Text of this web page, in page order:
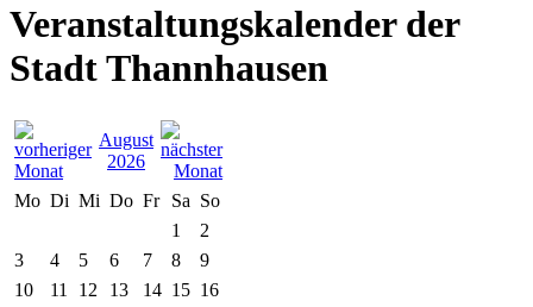
Veranstaltungskalender der
Stadt Thannhausen
August
2026
Mo Di Mi Do Fr Sa So
1
2
3
4 5 6 7 8
9
10
11 12 13 14 15 16